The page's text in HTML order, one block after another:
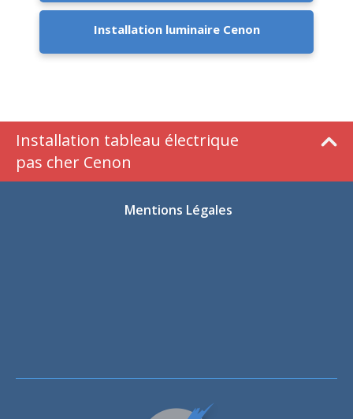
Installation luminaire Cenon
Installation tableau électrique
pas cher Cenon
Mentions Légales